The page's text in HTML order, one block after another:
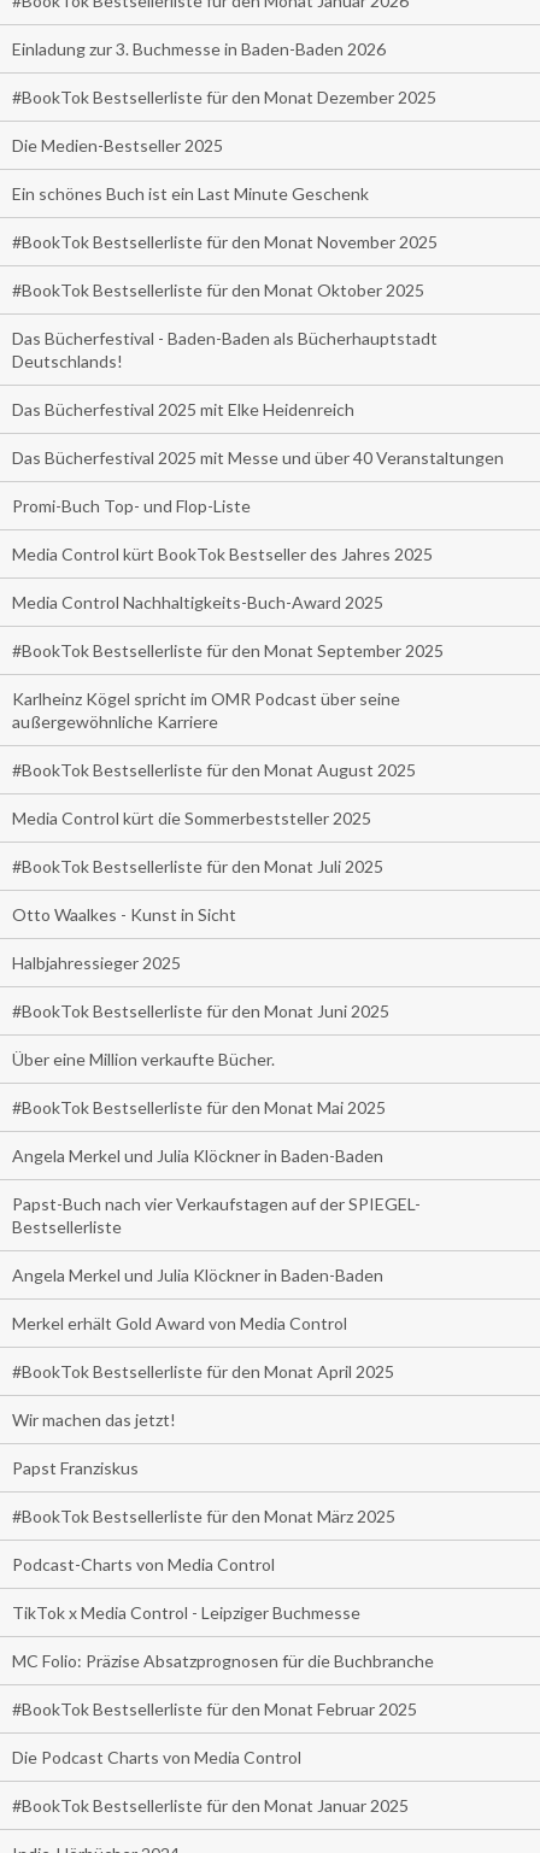
Einladung zur 3. Buchmesse in Baden-Baden 2026
#BookTok Bestsellerliste für den Monat Dezember 2025
Die Medien-Bestseller 2025
Ein schönes Buch ist ein Last Minute Geschenk
#BookTok Bestsellerliste für den Monat November 2025
#BookTok Bestsellerliste für den Monat Oktober 2025
Das Bücherfestival - Baden-Baden als Bücherhauptstadt
Deutschlands!
Das Bücherfestival 2025 mit Elke Heidenreich
Das Bücherfestival 2025 mit Messe und über 40 Veranstaltungen
Promi-Buch Top- und Flop-Liste
Media Control kürt BookTok Bestseller des Jahres 2025
Media Control Nachhaltigkeits-Buch-Award 2025
#BookTok Bestsellerliste für den Monat September 2025
Karlheinz Kögel spricht im OMR Podcast über seine
außergewöhnliche Karriere
#BookTok Bestsellerliste für den Monat August 2025
Media Control kürt die Sommerbeststeller 2025
#BookTok Bestsellerliste für den Monat Juli 2025
Otto Waalkes - Kunst in Sicht
Halbjahressieger 2025
#BookTok Bestsellerliste für den Monat Juni 2025
Über eine Million verkaufte Bücher.
#BookTok Bestsellerliste für den Monat Mai 2025
Angela Merkel und Julia Klöckner in Baden-Baden
Papst-Buch nach vier Verkaufstagen auf der SPIEGEL-
Bestsellerliste
Angela Merkel und Julia Klöckner in Baden-Baden
Merkel erhält Gold Award von Media Control
#BookTok Bestsellerliste für den Monat April 2025
Wir machen das jetzt!
Papst Franziskus
#BookTok Bestsellerliste für den Monat März 2025
Podcast-Charts von Media Control
TikTok x Media Control - Leipziger Buchmesse
MC Folio: Präzise Absatzprognosen für die Buchbranche
#BookTok Bestsellerliste für den Monat Februar 2025
Die Podcast Charts von Media Control
#BookTok Bestsellerliste für den Monat Januar 2025